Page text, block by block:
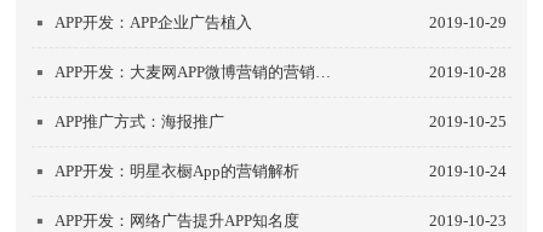
APP开发：APP企业广告植入 2019-10-29
APP开发：大麦网APP微博营销的营销解析 2019-10-28
APP推广方式：海报推广 2019-10-25
APP开发：明星衣橱App的营销解析 2019-10-24
APP开发：网络广告提升APP知名度 2019-10-23